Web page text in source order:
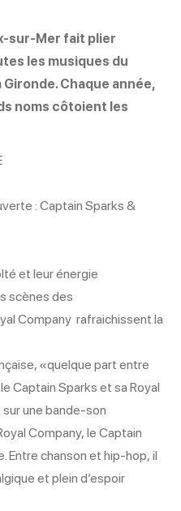
sur-Mer fait plier
les musiques du
Chaque année,
noms côtoient les
: Captain Sparks &
et leur énergie
scènes des
Company rafraichissent la
«quelque part entre
Captain Sparks et sa Royal
une bande-son
Company, le Captain
Entre chanson et hip-hop, il
et plein d’espoir